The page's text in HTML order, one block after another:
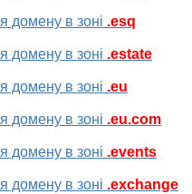
домену в зоні .esq
домену в зоні .estate
домену в зоні .eu
домену в зоні .eu.com
домену в зоні .events
домену в зоні .exchange